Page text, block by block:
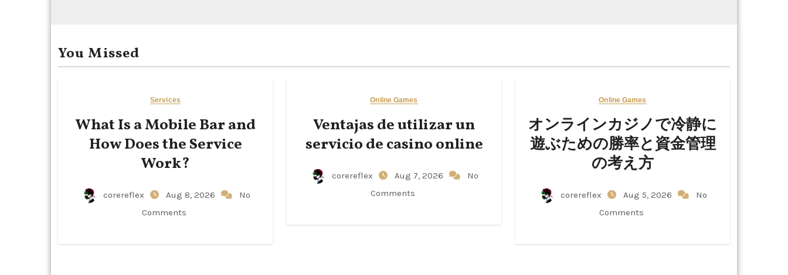
You Missed
Services
What Is a Mobile Bar and
How Does the Service
Work?
corereflex Aug 8, 2026
No
Comments
Online Games
Ventajas de utilizar un
servicio de casino online
corereflex Aug 7, 2026
No
Comments
Online Games
オンラインカジノで冷静に
遊ぶための勝率と資金管理
の考え方
corereflex Aug 5, 2026
No
Comments